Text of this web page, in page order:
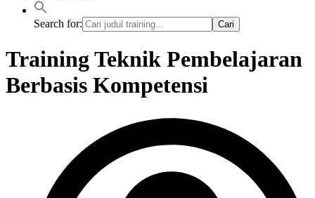
Search for:
Training Teknik Pembelajaran
Berbasis Kompetensi